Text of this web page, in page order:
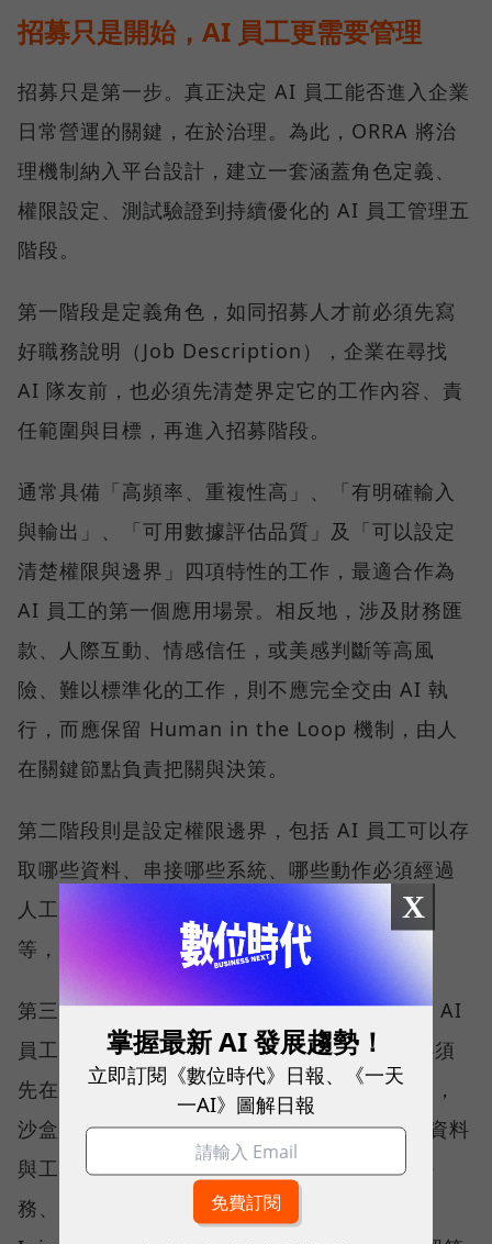
招募只是開始，AI 員工更需要管理
招募只是第一步。真正決定 AI 員工能否進入企業
日常營運的關鍵，在於治理。為此，ORRA 將治
理機制納入平台設計，建立一套涵蓋角色定義、
權限設定、測試驗證到持續優化的 AI 員工管理五
階段。
第一階段是定義角色，如同招募人才前必須先寫
好職務說明（Job Description），企業在尋找
AI 隊友前，也必須先清楚界定它的工作內容、責
任範圍與目標，再進入招募階段。
通常具備「高頻率、重複性高」、「有明確輸入
與輸出」、「可用數據評估品質」及「可以設定
清楚權限與邊界」四項特性的工作，最適合作為
AI 員工的第一個應用場景。相反地，涉及財務匯
款、人際互動、情感信任，或美感判斷等高風
險、難以標準化的工作，則不應完全交由 AI 執
行，而應保留 Human in the Loop 機制，由人
在關鍵節點負責把關與決策。
第二階段則是設定權限邊界，包括 AI 員工可以存
取哪些資料、串接哪些系統、哪些動作必須經過
人工核准、產出結果是草稿還是可以直接上線
等，避免因權限設定不清而超出職責範圍。
第三階段是進入沙盒（Sandbox）環境測試，AI
員工開發完成後，不能直接進入正式環境，必須
先在可控的測試環境裡驗證能力。陳子龍形容，
沙盒就像 AI 員工的專屬訓練室，在接觸真實資料
與工作流程前，企業可以先觀察它如何完成任
務、沒有 AI 幻覺、提示詞注入（Prompt
X
掌握最新 AI 發展趨勢！
立即訂閱《數位時代》日報、《一天
一AI》圖解日報